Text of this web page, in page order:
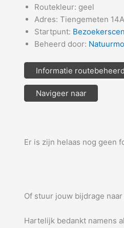
Routekleur: geel
Adres: Tiengemeten
Startpunt:
Beheerd door:
Informatie
Navigeer naar
Er is zijn helaas nog geen
Of stuur jouw bijdrage
Hartelijk bedankt namens